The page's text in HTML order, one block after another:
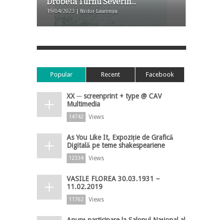
19/04/2023 | Nistor Laurențiu
Popular Recent Facebook
XX ─ screenprint + type @ CAV
Multimedia
14742 Views
As You Like It, Expoziție de Grafică
Digitală pe teme shakespeariene
12334 Views
VASILE FLOREA 30.03.1931 –
11.02.2019
11762 Views